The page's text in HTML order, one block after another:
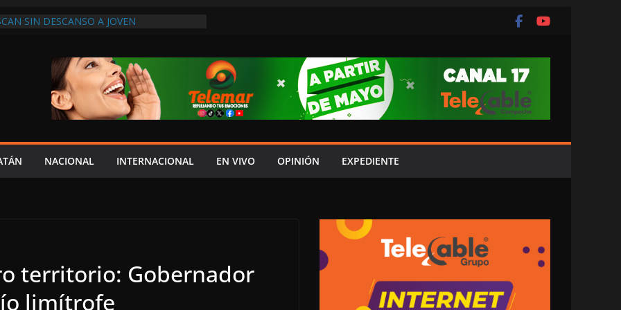
SIN DESCANSO A JOVEN
“TENDEDERO” DE LEY SABINA
CON EL AUMENTO SALARIAL
EN LA MINUTA, DENUNCIA MIGUEL
ECONOMÍA FAMILIAR REALIZAN LA FERIA
TIEMPOS PARA LA LIBERTAD DE
NACIONAL INTERNACIONAL EN VIVO OPINIÓN EXPEDIENTE
territorio: Gobernador
limítrofe